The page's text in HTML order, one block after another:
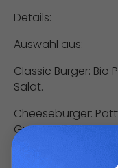
Details:
Auswahl aus:
Classic Burger: Bio
Salat.
Cheeseburger:
Gurken,Salat,
Chili Cheddar